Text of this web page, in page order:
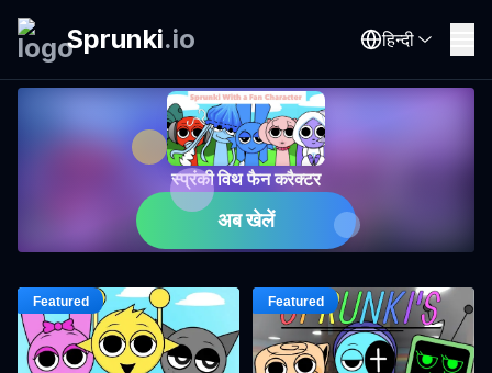
Sprunki.io हिन्दी
स्प्रंकी विथ फैन करैक्टर
अब खेलें